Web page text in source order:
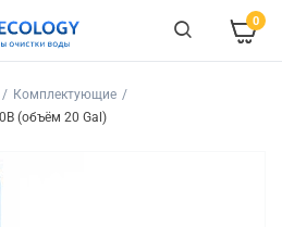
0
Комплектующие
(объём 20 Gal)